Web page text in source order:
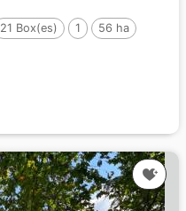
21 Box(es) 1 56 ha